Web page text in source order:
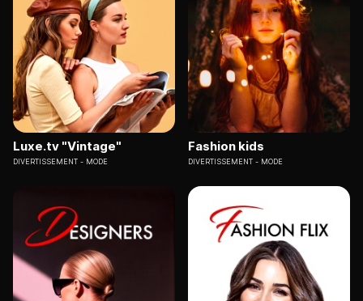
Luxe.tv "Vintage"
DIVERTISSEMENT MODE
Fashion kids
DIVERTISSEMENT MODE